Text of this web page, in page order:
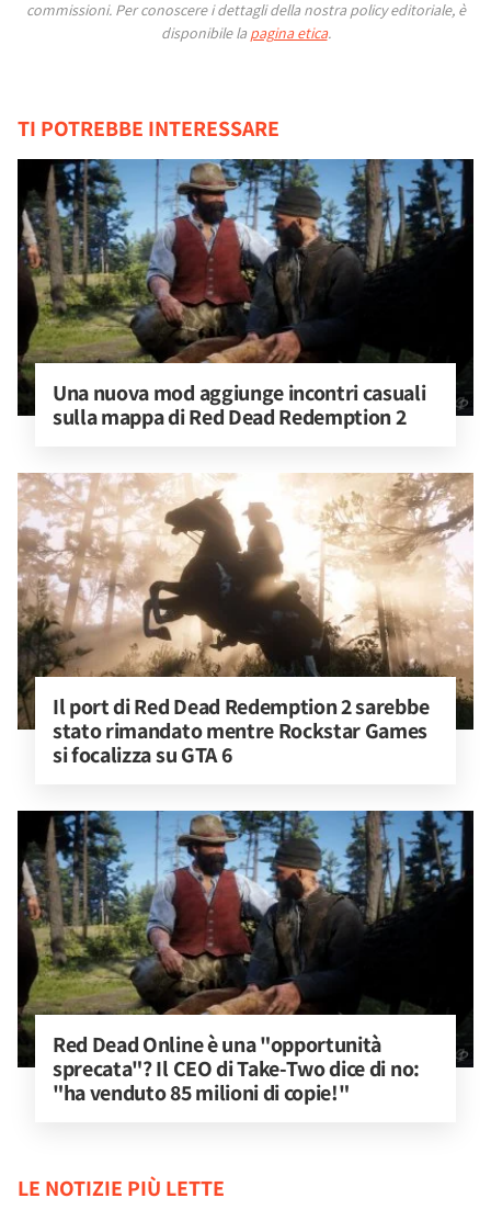
commissioni. Per conoscere i dettagli della nostra policy editoriale, è
disponibile la pagina etica.
TI POTREBBE INTERESSARE
Una nuova mod aggiunge incontri casuali
sulla mappa di Red Dead Redemption 2
Il port di Red Dead Redemption 2 sarebbe
stato rimandato mentre Rockstar Games
si focalizza su GTA 6
Red Dead Online è una "opportunità
sprecata"? Il CEO di Take-Two dice di no:
"ha venduto 85 milioni di copie!"
LE NOTIZIE PIÙ LETTE